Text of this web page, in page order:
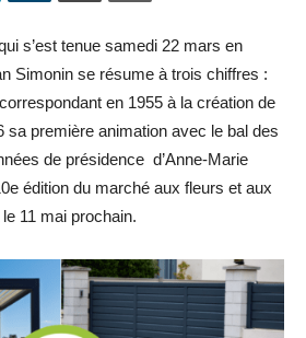
s’est tenue samedi 22 mars en
Simonin se résume à trois chiffres :
en 1955 à la création de
sa première animation avec le bal des
de présidence d’Anne-Marie
édition du marché aux fleurs et aux
11 mai prochain.